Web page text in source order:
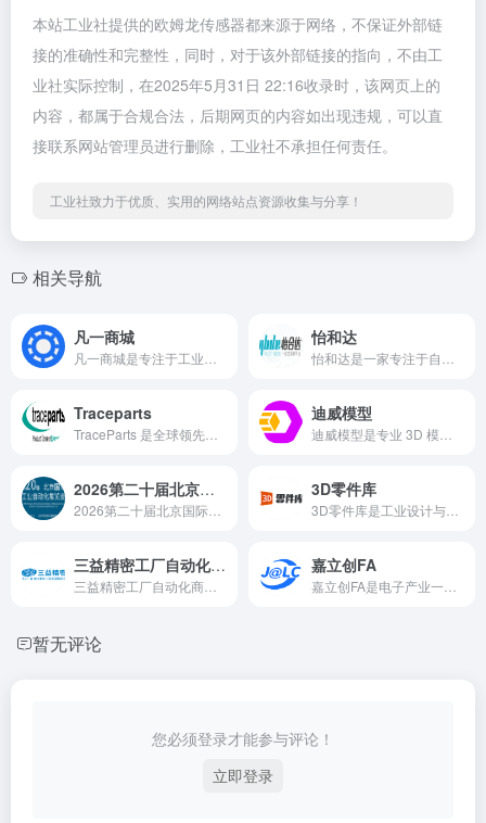
本站工业社提供的欧姆龙传感器都来源于网络，不保证外部链
接的准确性和完整性，同时，对于该外部链接的指向，不由工
业社实际控制，在2025年5月31日 22:16收录时，该网页上的
内容，都属于合规合法，后期网页的内容如出现违规，可以直
接联系网站管理员进行删除，工业社不承担任何责任。
工业社致力于优质、实用的网络站点资源收集与分享！
相关导航
凡一商城 怡和达
Traceparts 迪威模型
2026第二十届北京国际工业自动化展览会 3D零件库
三益精密工厂自动化商城 嘉立创FA
暂无评论
您必须登录才能参与评论！
立即登录